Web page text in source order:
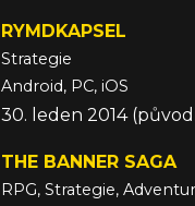
RYMDKAPSEL
Strategie
Android, PC, iOS
30. leden 2014
THE BANNER SAGA
RPG, Strategie,